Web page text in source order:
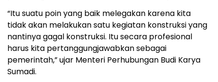
“Itu suatu poin yang baik melegakan karena kita
tidak akan melakukan satu kegiatan konstruksi yang
nantinya gagal konstruksi. Itu secara profesional
harus kita pertanggungjawabkan sebagai
pemerintah,” ujar Menteri Perhubungan Budi Karya
Sumadi.